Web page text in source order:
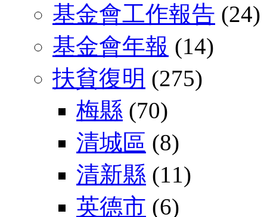
基金會工作報告 (24)
基金會年報 (14)
扶貧復明 (275)
梅縣 (70)
清城區 (8)
清新縣 (11)
英德市 (6)